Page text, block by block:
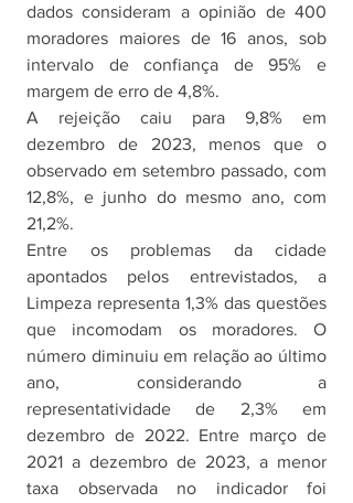
dados consideram a opinião de 400
moradores maiores de 16 anos, sob
intervalo de confiança de 95% e
margem de erro de 4,8%.
A rejeição caiu para 9,8% em
dezembro de 2023, menos que o
observado em setembro passado, com
12,8%, e junho do mesmo ano, com
21,2%.
Entre os problemas da cidade
apontados pelos entrevistados, a
Limpeza representa 1,3% das questões
que incomodam os moradores. O
número diminuiu em relação ao último
ano, considerando a
representatividade de 2,3% em
dezembro de 2022. Entre março de
2021 a dezembro de 2023, a menor
taxa observada no indicador foi